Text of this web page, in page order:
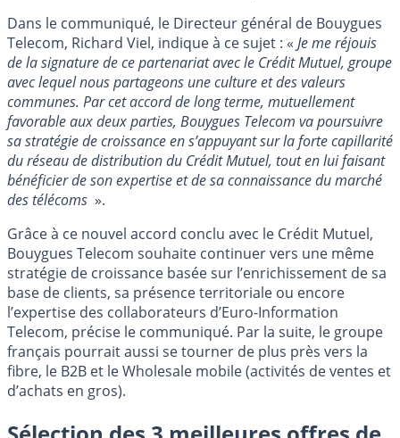
Dans le communiqué, le Directeur général de Bouygues
Telecom, Richard Viel, indique à ce sujet : « Je me réjouis
de la signature de ce partenariat avec le Crédit Mutuel, groupe
avec lequel nous partageons une culture et des valeurs
communes. Par cet accord de long terme, mutuellement
favorable aux deux parties, Bouygues Telecom va poursuivre
sa stratégie de croissance en s’appuyant sur la forte capillarité
du réseau de distribution du Crédit Mutuel, tout en lui faisant
bénéficier de son expertise et de sa connaissance du marché
des télécoms ».
Grâce à ce nouvel accord conclu avec le Crédit Mutuel,
Bouygues Telecom souhaite continuer vers une même
stratégie de croissance basée sur l’enrichissement de sa
base de clients, sa présence territoriale ou encore
l’expertise des collaborateurs d’Euro-Information
Telecom, précise le communiqué. Par la suite, le groupe
français pourrait aussi se tourner de plus près vers la
fibre, le B2B et le Wholesale mobile (activités de ventes et
d’achats en gros).